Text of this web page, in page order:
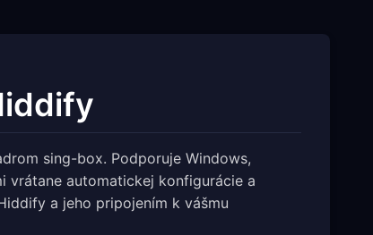
sing-box. Podporuje Windows,
vrátane automatickej konfigurácie a
a jeho pripojením k vášmu